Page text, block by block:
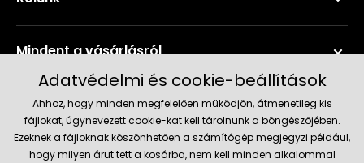
Mindent a vásárlásról
Szerviz és támogatás
Aktuális információk
Adatvédelmi és cookie-beállítások
Ahhoz, hogy minden megfelelően működjön, átmenetileg kis
fájlokat, úgynevezett cookie-kat kell tárolnunk a böngészőjében.
Ezeknek a fájloknak köszönhetően a számítógép megjegyzi például,
hogy milyen árut tett a kosárba, nem kell minden alkalommal